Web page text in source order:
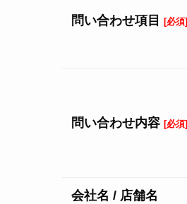
問い合わせ項目[必須]
問い合わせ内容[必須]
会社名 / 店舗名